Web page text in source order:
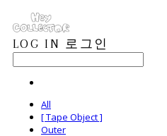
LOG IN 로그인
All
[ Tape Object ]
Outer